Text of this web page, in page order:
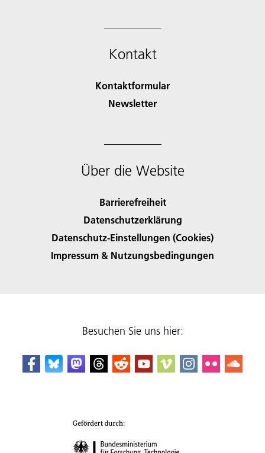
Kontakt
Kontaktformular
Newsletter
Über die Website
Barrierefreiheit
Datenschutzerklärung
Datenschutz-Einstellungen (Cookies)
Impressum & Nutzungsbedingungen
Besuchen Sie uns hier: